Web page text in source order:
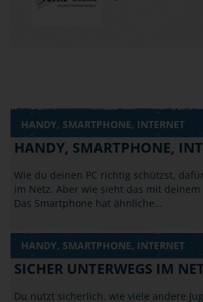
HANDY, SMARTPHONE, INTERNET
HANDY, SMARTPHONE,
Wie du deinen PC richtig schützst,
im Netz. Aber wie sieht das mit deinem
Das Smartphone hat ähnliche…
HANDY, SMARTPHONE, INTERNET
SICHER UNTERWEGS IM
Du nutzt sicherlich, wie viele andere